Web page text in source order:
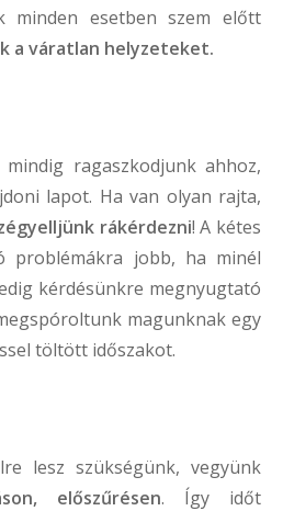
minden esetben szem előtt
a váratlan helyzeteket.
ragaszkodjunk ahhoz,
lapot. Ha van olyan rajta,
rákérdezni! A kétes
problémákra jobb, ha minél
kérdésünkre megnyugtató
magunknak egy
töltött időszakot.
lesz szükségünk, vegyünk
előszűrésen. Így időt